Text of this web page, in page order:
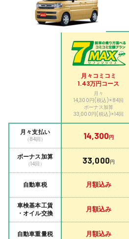
月々コミコミ
1.43万円コース
月々
14,300円(税込)×84回
ボーナス加算
33,000円(税込)×14回
月々支払い
（84回） 14,300円
ボーナス加算
（14回） 33,000円
自動車税 月額込み
車検基本工賃
・オイル交換
月額込み
自動車重量税 月額込み